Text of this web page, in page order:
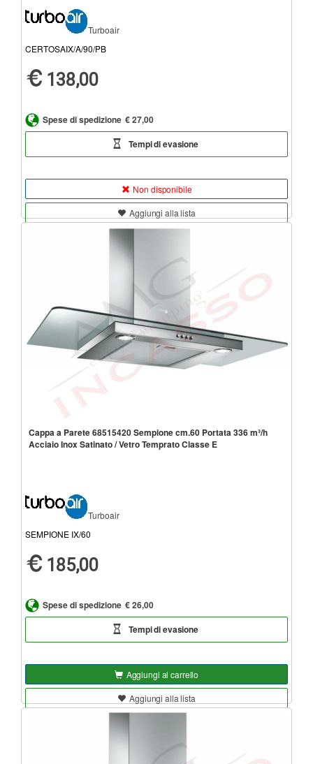
Turboair
CERTOSAIX/A/90/PB
138,00
Spese di spedizione € 27,00
Tempi di evasione
Non disponibile
Aggiungi alla lista
Cappa a Parete 68515420 Sempione cm.60 Portata 336 m³/h
Acciaio Inox Satinato / Vetro Temprato Classe E
Turboair
SEMPIONE IX/60
185,00
Spese di spedizione € 26,00
Tempi di evasione
Aggiungi al carrello
Aggiungi alla lista